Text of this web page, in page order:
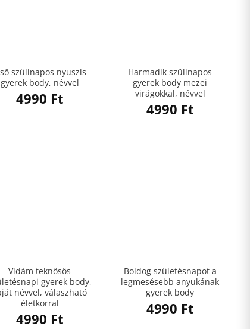
szülinapos nyuszis
gyerek body, névvel
4990 Ft
Harmadik szülinapos
gyerek body mezei
virágokkal, névvel
4990 Ft
Vidám teknősös
gyerek body,
névvel, válaszható
életkorral
4990 Ft
Boldog születésnapot a
legmesésebb anyukának
gyerek body
4990 Ft